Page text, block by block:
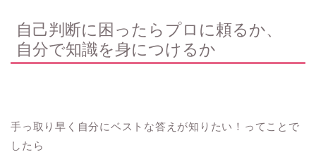
自己判断に困ったらプロに頼るか、
自分で知識を身につけるか
手っ取り早く自分にベストな答えが知りたい！ってことで
したら